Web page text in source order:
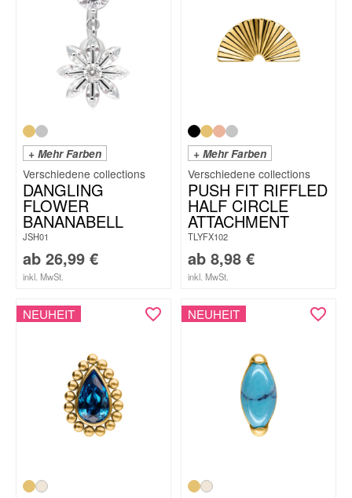
+ Mehr Farben
DANGLING
FLOWER
BANANABELL
JSH01
ab 26,99 €
inkl. MwSt.
+ Mehr Farben
PUSH FIT RIFFLED
HALF CIRCLE
ATTACHMENT
TLYFX102
ab 8,98 €
inkl. MwSt.
NEUHEIT NEUHEIT